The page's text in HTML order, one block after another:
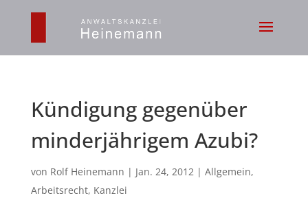
Kündigung gegenüber
minderjährigem Azubi?
von Rolf Heinemann | Jan. 24, 2012| Allgemein,
Arbeitsrecht, Kanzlei